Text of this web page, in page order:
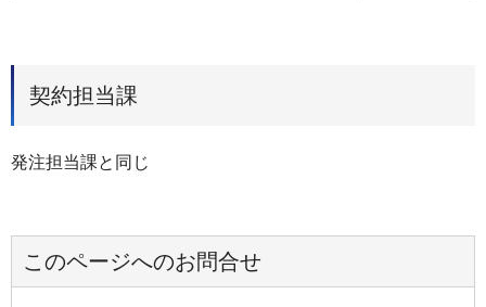
契約担当課
発注担当課と同じ
このページへのお問合せ